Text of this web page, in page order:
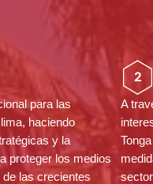
para las
haciendo
y la
proteger los medios
las crecientes
2
A